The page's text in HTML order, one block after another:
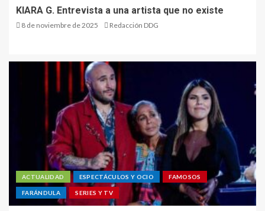
KIARA G. Entrevista a una artista que no existe
8 de noviembre de 2025 Redacción DDG
ACTUALIDAD ESPECTÁCULOS Y OCIO FAMOSOS
FARÁNDULA SERIES Y TV